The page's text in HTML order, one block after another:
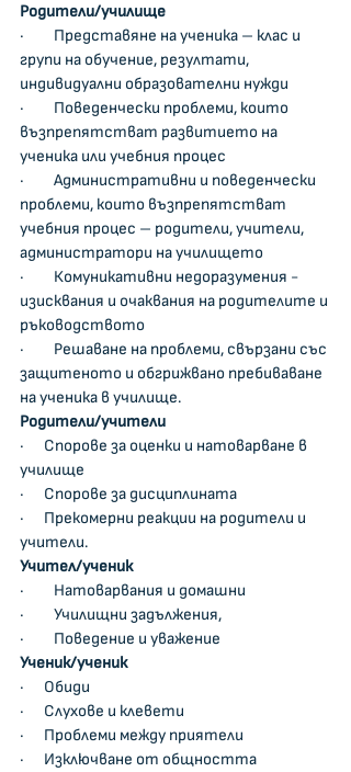
Родители/училище
·         Представяне на ученика – клас и
групи на обучение, резултати,
индивидуални образователни нужди
·         Поведенчески проблеми, които
възпрепятстват развитието на
ученика или учебния процес
·         Административни и поведенчески
проблеми, които възпрепятстват
учебния процес – родители, учители,
администратори на училището
·         Комуникативни недоразумения -
изисквания и очаквания на родителите и
ръководството
·         Решаване на проблеми, свързани със
защитеното и обгрижвано пребиваване
на ученика в училище.
Родители/учители
·      Спорове за оценки и натоварване в
училище
·      Спорове за дисциплината
·      Прекомерни реакции на родители и
учители.
Учител/ученик
·         Натоварвания и домашни
·         Училищни задължения,
·         Поведение и уважение
Ученик/ученик
·      Обиди
·      Слухове и клевети
·      Проблеми между приятели
·      Изключване от общността